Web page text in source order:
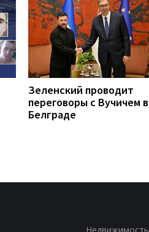
Зеленский проводит
переговоры с Вучичем в
Белграде